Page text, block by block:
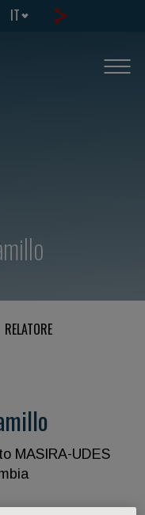
IT
RELATORE
MASIRA-UDES